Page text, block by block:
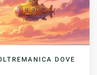
DOVE